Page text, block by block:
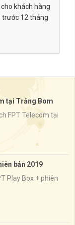
khách hàng
trước 12 tháng
tại Trảng Bom
FPT Telecom tại
bản 2019
Play Box + phiên